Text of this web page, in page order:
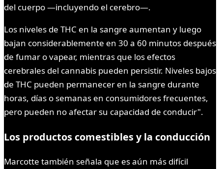
del cuerpo —incluyendo el cerebro—.
Los niveles de THC en la sangre aumentan y luego
bajan considerablemente en 30 a 60 minutos después
de fumar o vapear, mientras que los efectos
cerebrales del cannabis pueden persistir. Niveles bajos
de THC pueden permanecer en la sangre durante
horas, días o semanas en consumidores frecuentes,
pero pueden no afectar su capacidad de conducir".
Los productos comestibles y la conducción
Marcotte también señala que es aún más difícil